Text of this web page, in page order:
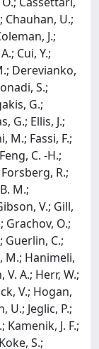
Chauhan, U.;
J.;
Cui, Y.;
Derevianko,
S.;
G.;
G.; Ellis, J.;
M.; Fassi, F.;
C. -H.;
R.;
M.;
V.; Gill,
Grachov, O.;
Guerlin, C.;
M.; Hanimeli,
A.; Herr, W.;
V.; Hogan,
U.; Jeglic, P.;
Kamenik, J. F.;
S.;